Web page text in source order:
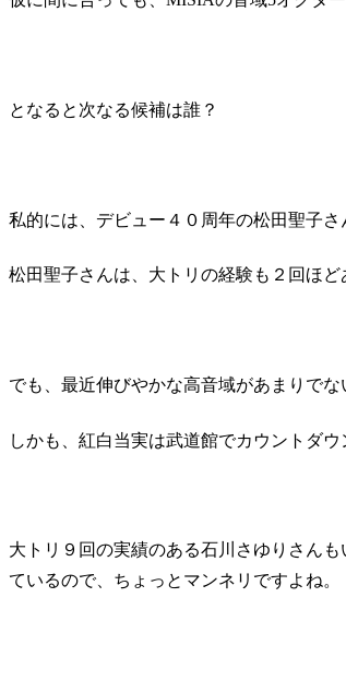
となると次なる候補は誰？
私的には、デビュー４０周年の松田聖子さ
松田聖子さんは、大トリの経験も２回ほど
でも、最近伸びやかな高音域があまりでな
しかも、紅白当実は武道館でカウントダ
大トリ９回の実績のある石川さゆりさん
ているので、ちょっとマンネリですよね。